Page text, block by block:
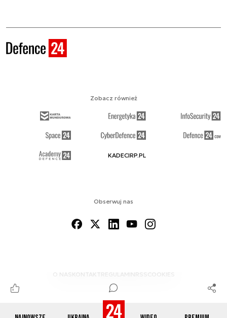
Obserwuj nas
O NAS KONTAKTREGULAMINRSS COOKIES
Zobacz również
KADECIRP.PL